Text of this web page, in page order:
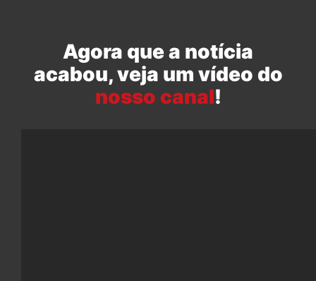
Agora que a notícia
acabou, veja um vídeo do
nosso canal!